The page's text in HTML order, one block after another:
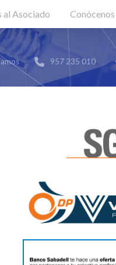
al Asociado Conócenos
957 235 010